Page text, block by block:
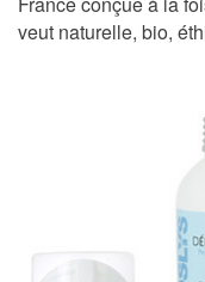
veut naturelle, bio,